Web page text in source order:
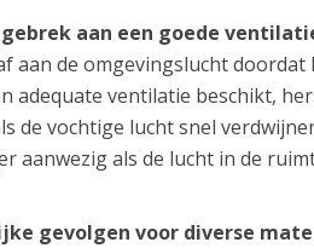
aan een goede
aan de omgevingslucht
adequate ventilatie beschikt,
de vochtige lucht snel
aanwezig als de lucht in de
gevolgen voor diverse